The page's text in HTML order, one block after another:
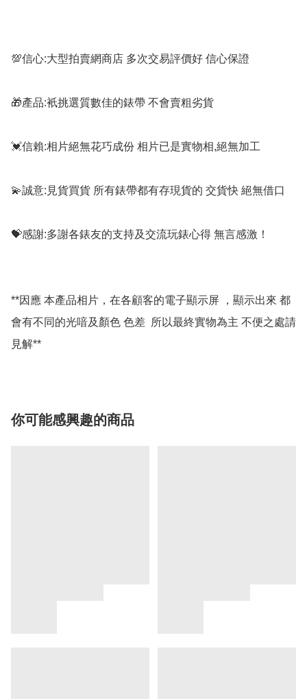
💯信心:大型拍賣網商店 多次交易評價好 信心保證
🎁產品:衹挑選質數佳的錶帶 不會賣粗劣貨
💓信賴:相片絕無花巧成份 相片已是實物相,絕無加工
💫誠意:見貨買貨 所有錶帶都有存現貨的 交貨快 絕無借口
💝感謝:多謝各錶友的支持及交流玩錶心得 無言感激！
**因應 本產品相片，在各顧客的電子顯示屏 ，顯示出來 都
會有不同的光喑及顏色 色差  所以最終實物為主 不便之處請
你可能感興趣的商品